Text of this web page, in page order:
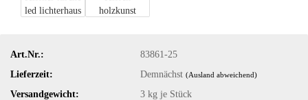
Art.Nr.:
83861-25
Lieferzeit:
Demnächst(Ausland abweichend)
Versandgewicht: 3 kg je Stück